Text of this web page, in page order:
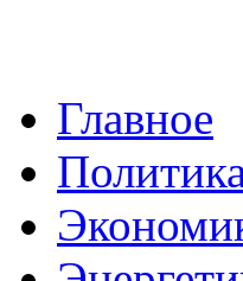
Главное